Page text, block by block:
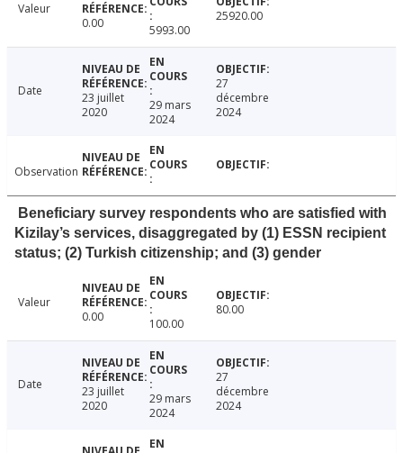
Valeur
0.00
5993.00
25920.00
Date
23 juillet
2020
29 mars
2024
27
décembre
2024
Observation
Beneficiary survey respondents who are satisfied with
Kizilay’s services, disaggregated by (1) ESSN recipient
status; (2) Turkish citizenship; and (3) gender
Valeur
0.00
100.00
80.00
Date
23 juillet
2020
29 mars
2024
27
décembre
2024